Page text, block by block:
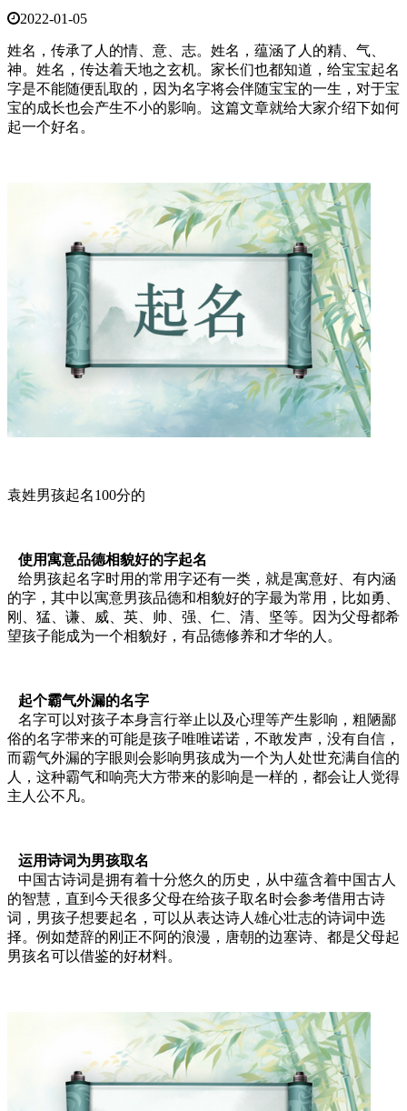
2022-01-05
姓名，传承了人的情、意、志。姓名，蕴涵了人的精、气、
神。姓名，传达着天地之玄机。家长们也都知道，给宝宝起名
字是不能随便乱取的，因为名字将会伴随宝宝的一生，对于宝
宝的成长也会产生不小的影响。这篇文章就给大家介绍下如何
起一个好名。
袁姓男孩起名100分的
使用寓意品德相貌好的字起名
给男孩起名字时用的常用字还有一类，就是寓意好、有内涵
的字，其中以寓意男孩品德和相貌好的字最为常用，比如勇、
刚、猛、谦、威、英、帅、强、仁、清、坚等。因为父母都希
望孩子能成为一个相貌好，有品德修养和才华的人。
起个霸气外漏的名字
名字可以对孩子本身言行举止以及心理等产生影响，粗陋鄙
俗的名字带来的可能是孩子唯唯诺诺，不敢发声，没有自信，
而霸气外漏的字眼则会影响男孩成为一个为人处世充满自信的
人，这种霸气和响亮大方带来的影响是一样的，都会让人觉得
主人公不凡。
运用诗词为男孩取名
中国古诗词是拥有着十分悠久的历史，从中蕴含着中国古人
的智慧，直到今天很多父母在给孩子取名时会参考借用古诗
词，男孩子想要起名，可以从表达诗人雄心壮志的诗词中选
择。例如楚辞的刚正不阿的浪漫，唐朝的边塞诗、都是父母起
男孩名可以借鉴的好材料。